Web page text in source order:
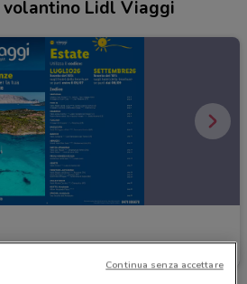
Lidl Viaggi
Continua senza accettare